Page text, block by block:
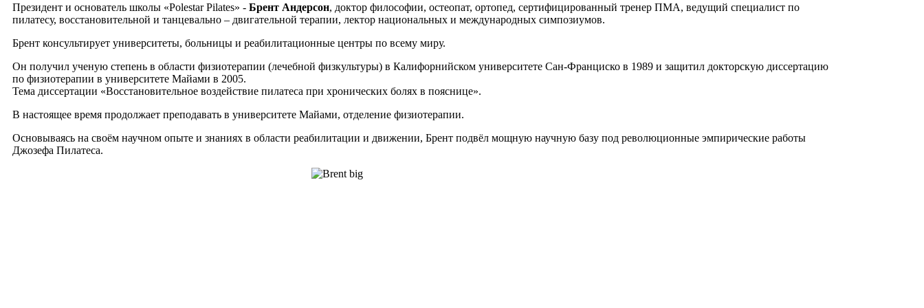
Президент и основатель школы «Polestar Pilates» - Брент Андерсон, доктор философии, остеопат, ортопед, сертифицированный тренер ПМА, ведущий специалист по
пилатесу, восстановительной и танцевально – двигательной терапии, лектор национальных и международных симпозиумов.
Брент консультирует университеты, больницы и реабилитационные центры по всему миру.
Он получил ученую степень в области физиотерапии (лечебной физкультуры) в Калифорнийском университете Сан-Франциско в 1989 и защитил докторскую диссертацию
по физиотерапии в университете Майами в 2005.
Тема диссертации «Восстановительное воздействие пилатеса при хронических болях в пояснице».
В настоящее время продолжает преподавать в университете Майами, отделение физиотерапии.
Основываясь на своём научном опыте и знаниях в области реабилитации и движении, Брент подвёл мощную научную базу под революционные эмпирические работы
Джозефа Пилатеса.